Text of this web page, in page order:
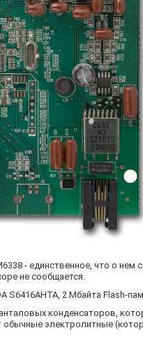
- единственное, что о нем
не сообщается.
2 Мбайта Flash-
конденсаторов,
обычные электролитные